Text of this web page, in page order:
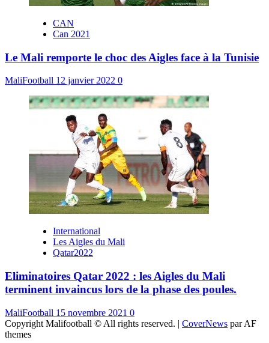
CAN
Can 2021
Le Mali remporte le choc des Aigles face à la Tunisie
MaliFootball 12 janvier 2022 0
International
Les Aigles du Mali
Qatar2022
Eliminatoires Qatar 2022 : les Aigles du Mali
terminent invaincus lors de la phase des poules.
MaliFootball 15 novembre 2021 0
Copyright Malifootball © All rights reserved. | CoverNews par AF
themes